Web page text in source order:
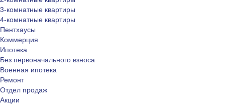
3-комнатные квартиры
4-комнатные квартиры
Пентхаусы
Коммерция
Ипотека
Без первоначального взноса
Военная ипотека
Ремонт
Отдел продаж
Акции